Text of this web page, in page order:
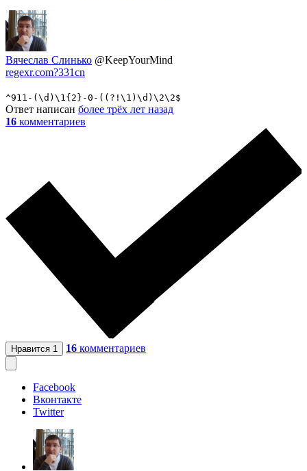
Вячеслав Слинько @KeepYourMind
regexr.com?331cn
^911-(\d)\1{2}-0-((?!\1)\d)\2\2$
Ответ написан более трёх лет назад
16 комментариев
Нравится 1 16 комментариев
Facebook
Вконтакте
Twitter